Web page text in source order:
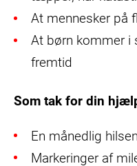
At mennesker på
At børn kommer i
fremtid
Som tak for din
En månedlig
Markeringer af